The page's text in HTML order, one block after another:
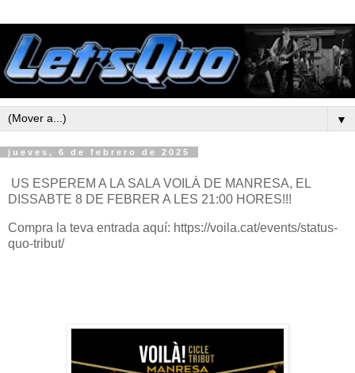
▼
jueves, 6 de febrero de 2025
US ESPEREM A LA SALA VOILÀ DE MANRESA, EL
DISSABTE 8 DE FEBRER A LES 21:00 HORES!!!
Compra la teva entrada aquí: https://voila.cat/events/status-
quo-tribut/